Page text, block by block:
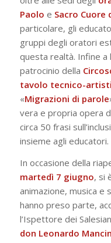
Paolo e Sacro Cuore
particolare, gli
gruppi degli oratori
questa realtà. Infine a
patrocinio della
tavolo tecnico-
«Migrazioni di parole
vera e propria opera
circa 50 frasi
insieme agli educatori.
In occasione della
martedì 7 giugno, si
animazione, musica
hanno preso parte,
l’Ispettore dei
don Leonardo